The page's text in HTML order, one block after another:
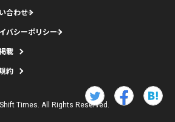
合わせ
バシーポリシー
載
約
Times. All Rights Reserved.